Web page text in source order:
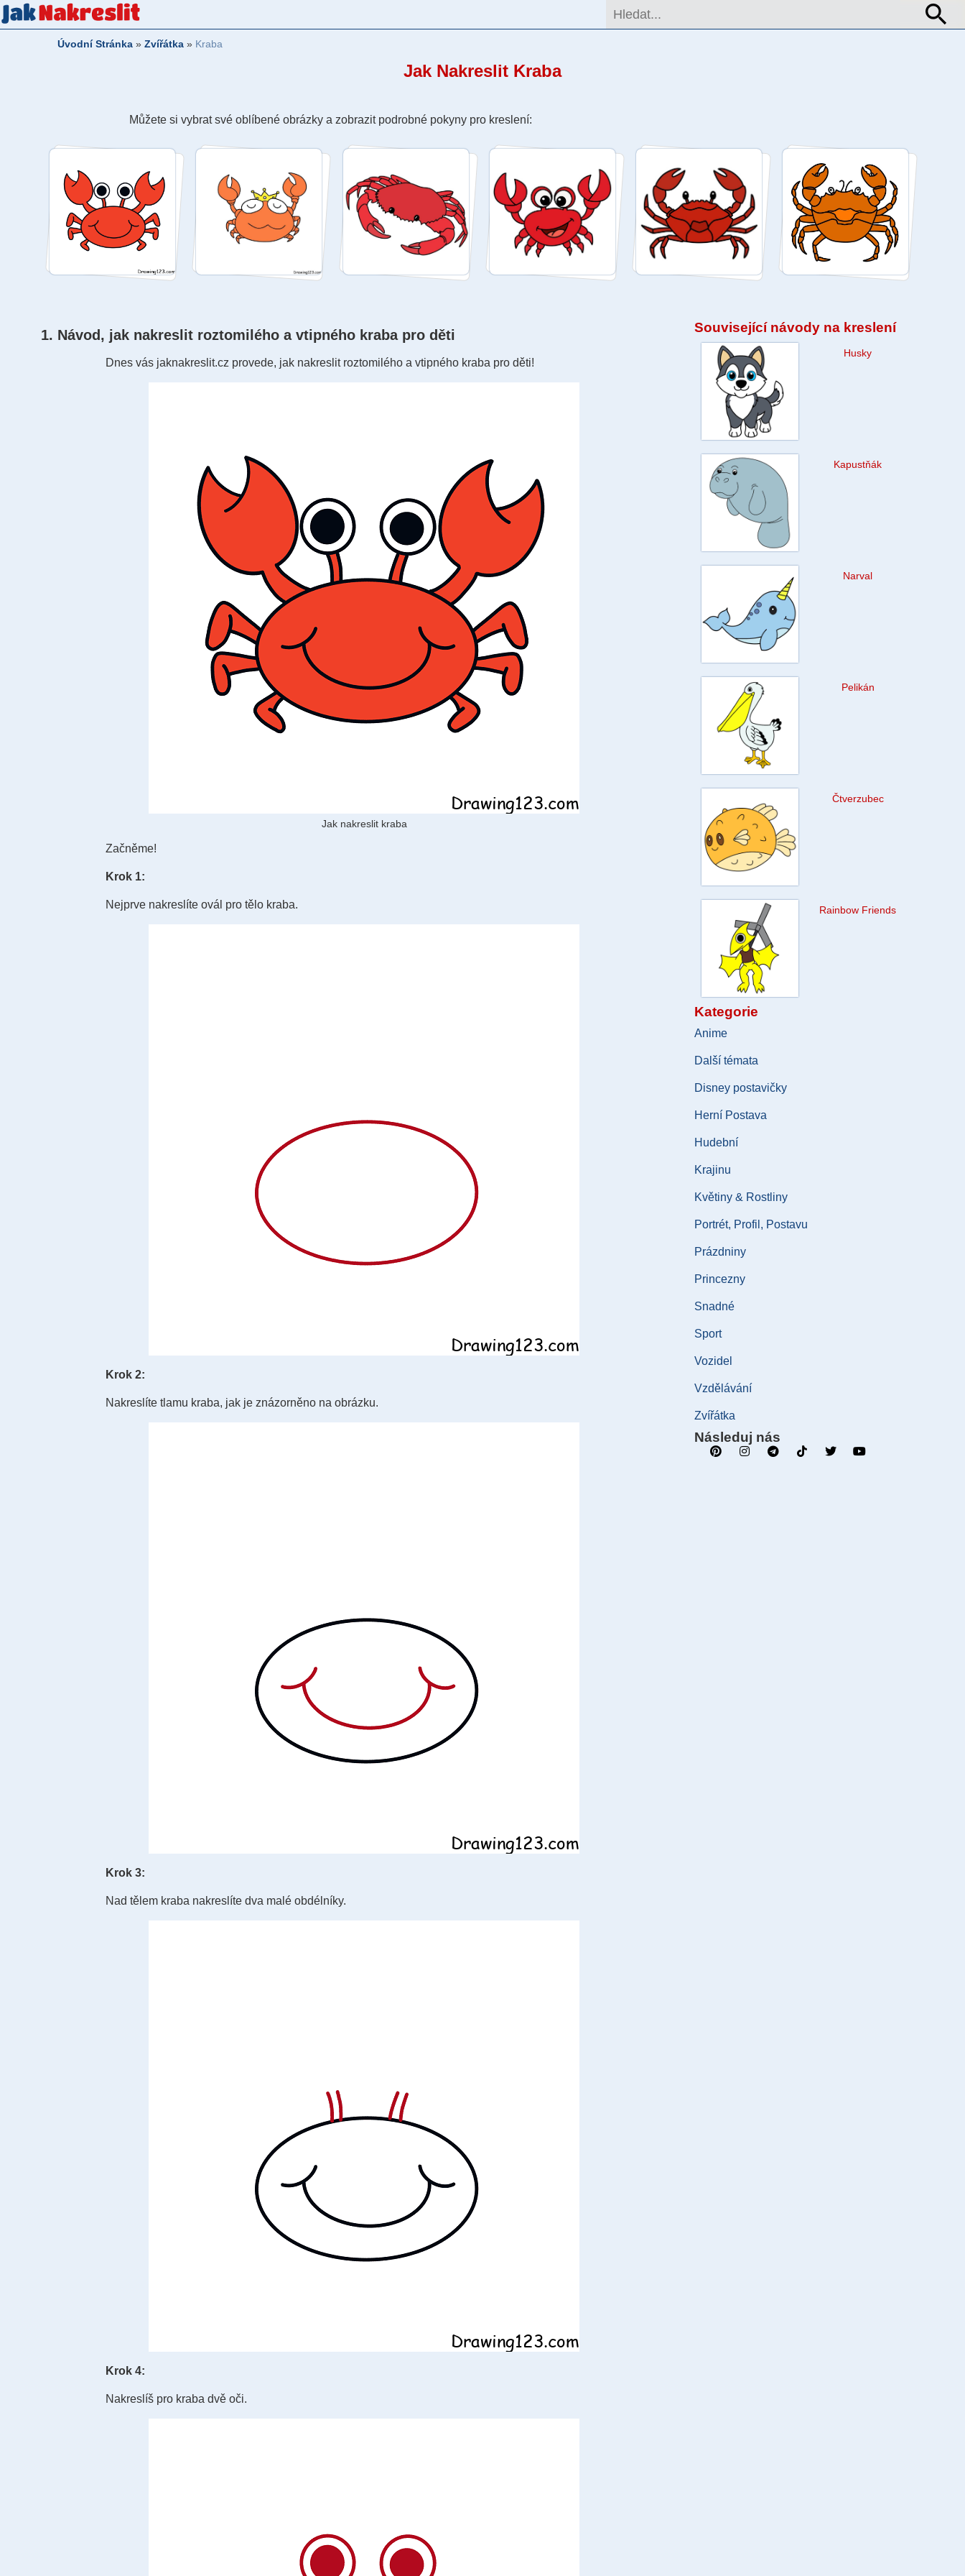
Úvodní Stránka » Zvířátka » Kraba
Jak Nakreslit Kraba
Můžete si vybrat své oblíbené obrázky a zobrazit podrobné pokyny pro kreslení:
1. Návod, jak nakreslit roztomilého a vtipného kraba pro děti
Dnes vás jaknakreslit.cz provede, jak nakreslit roztomilého a vtipného kraba pro děti!
Jak nakreslit kraba
Začněme!
Krok 1:
Nejprve nakreslíte ovál pro tělo kraba.
Krok 2:
Nakreslíte tlamu kraba, jak je znázorněno na obrázku.
Krok 3:
Nad tělem kraba nakreslíte dva malé obdélníky.
Krok 4:
Nakreslíš pro kraba dvě oči.
Související návody na kreslení
Husky
Kapustňák
Narval
Pelikán
Čtverzubec
Rainbow Friends
Kategorie
Anime
Další témata
Disney postavičky
Herní Postava
Hudební
Krajinu
Květiny & Rostliny
Portrét, Profil, Postavu
Prázdniny
Princezny
Snadné
Sport
Vozidel
Vzdělávání
Zvířátka
Následuj nás